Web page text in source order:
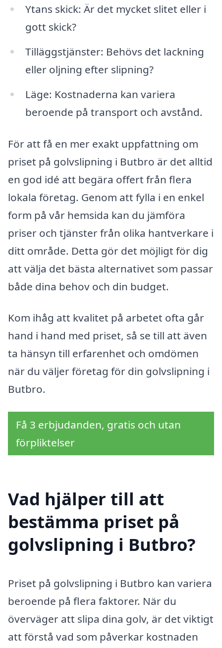
Ytans skick: Är det mycket slitet eller i
gott skick?
Tilläggstjänster: Behövs det lackning
eller oljning efter slipning?
Läge: Kostnaderna kan variera
beroende på transport och avstånd.
För att få en mer exakt uppfattning om
priset på golvslipning i Butbro är det alltid
en god idé att begära offert från flera
lokala företag. Genom att fylla i en enkel
form på vår hemsida kan du jämföra
priser och tjänster från olika hantverkare i
ditt område. Detta gör det möjligt för dig
att välja det bästa alternativet som passar
både dina behov och din budget.
Kom ihåg att kvalitet på arbetet ofta går
hand i hand med priset, så se till att även
ta hänsyn till erfarenhet och omdömen
när du väljer företag för din golvslipning i
Butbro.
Få 3 erbjudanden, gratis och utan
förpliktelser
Vad hjälper till att
bestämma priset på
golvslipning i Butbro?
Priset på golvslipning i Butbro kan variera
beroende på flera faktorer. När du
överväger att slipa dina golv, är det viktigt
att förstå vad som påverkar kostnaden